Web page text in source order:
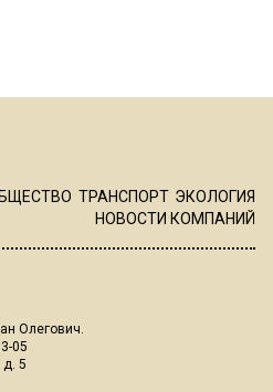
ТРАНСПОРТ ЭКОЛОГИЯ
НОВОСТИ КОМПАНИЙ
Олегович.
05
д. 5